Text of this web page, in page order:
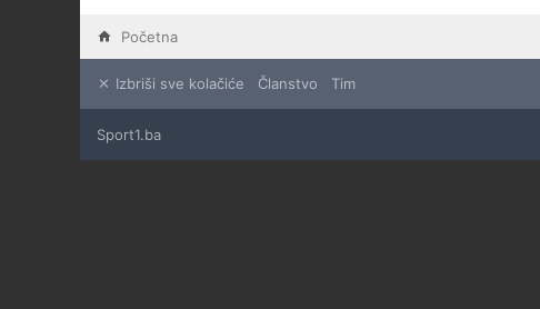
Početna
Izbriši sve kolačiće Članstvo Tim
Sport1.ba